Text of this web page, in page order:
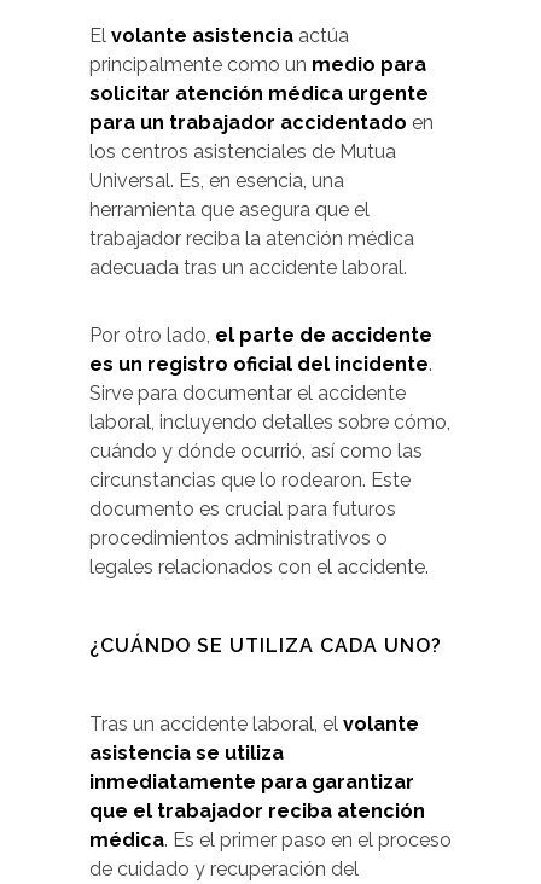
El volante asistencia actúa
principalmente como un medio para
solicitar atención médica urgente
para un trabajador accidentado en
los centros asistenciales de Mutua
Universal. Es, en esencia, una
herramienta que asegura que el
trabajador reciba la atención médica
adecuada tras un accidente laboral.
Por otro lado, el parte de accidente
es un registro oficial del incidente.
Sirve para documentar el accidente
laboral, incluyendo detalles sobre cómo,
cuándo y dónde ocurrió, así como las
circunstancias que lo rodearon. Este
documento es crucial para futuros
procedimientos administrativos o
legales relacionados con el accidente.
¿CUÁNDO SE UTILIZA CADA UNO?
Tras un accidente laboral, el volante
asistencia se utiliza
inmediatamente para garantizar
que el trabajador reciba atención
médica. Es el primer paso en el proceso
de cuidado y recuperación del